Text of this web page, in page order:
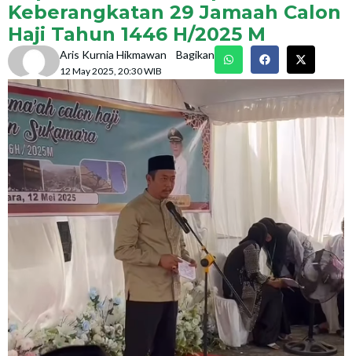
Keberangkatan 29 Jamaah Calon
Haji Tahun 1446 H/2025 M
Aris Kurnia Hikmawan
12 May 2025, 20:30 WIB
Bagikan